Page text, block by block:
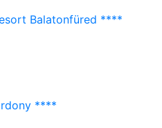
Balatonfüred ****
****